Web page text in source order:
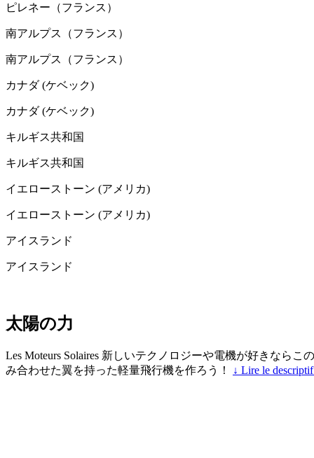
ピレネー（フランス）
南アルプス（フランス）
南アルプス（フランス）
カナダ (ケベック)
カナダ (ケベック)
キルギス共和国
キルギス共和国
イエローストーン (アメリカ)
イエローストーン (アメリカ)
アイスランド
アイスランド
太陽の力
Les Moteurs Solaires 新しいテクノロジーや電機が好きなら
み合わせた翼を持った軽量飛行機を作ろう！
↓ Lire le